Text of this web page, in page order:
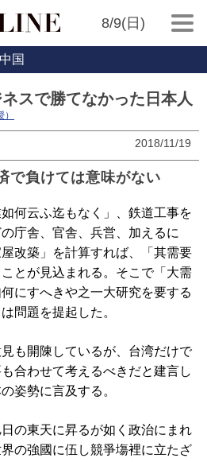
8/9(日)
国
スで勝てなかった日本人
2018/11/19
で負けては意味がない
何云ふ迄もなく」、鉄道工事を
庁舎、官舎、兵営、加えるに
屋改築」を計算すれば、「其需要
とが見込まれる。そこで「大需
にすへきや之一大研究を要する
問題を提起した。
も開陳しているが、台湾だけで
合わせて考えるべきだと建言し
姿勢に言及する。
日の東天に昇るが如く政治にまれ
の強國に伍し競爭塲裡に立たざ